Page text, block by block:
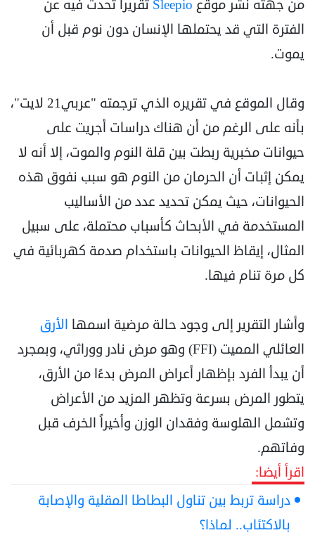
من جهته نشر موقع Sleepio تقريرا تحدث فيه عن
الفترة التي قد يحتملها الإنسان دون نوم قبل أن
يموت.
وقال الموقع في تقريره الذي ترجمته "عربي21 لايت"،
بأنه على الرغم من أن هناك دراسات أجريت على
حيوانات مخبرية ربطت بين قلة النوم والموت، إلا أنه لا
يمكن إثبات أن الحرمان من النوم هو سبب نفوق هذه
الحيوانات، حيث يمكن تحديد عدد من الأساليب
المستخدمة في الأبحاث كأسباب محتملة، على سبيل
المثال، إيقاظ الحيوانات باستخدام صدمة كهربائية في
كل مرة تنام فيها.
وأشار التقرير إلى وجود حالة مرضية اسمها الأرق
العائلي المميت (FFI) وهو مرض نادر ووراثي، وبمجرد
أن يبدأ الفرد بإظهار أعراض المرض بدءًا من الأرق،
يتطور المرض بسرعة وتظهر المزيد من الأعراض
وتشمل الهلوسة وفقدان الوزن وأخيراً الخرف قبل
وفاتهم.
اقرأ أيضا:
دراسة تربط بين تناول البطاطا المقلية والإصابة
بالاكتئاب.. لماذا؟